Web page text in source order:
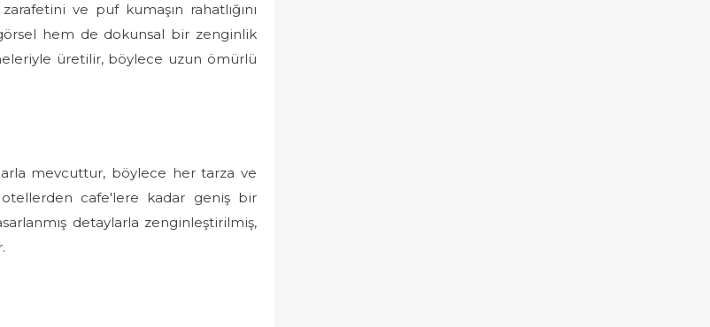
ve puf kumaşın rahatlığını
hem de dokunsal bir zenginlik
üretilir, böylece uzun ömürlü
mevcuttur, böylece her tarza ve
cafe'lere kadar geniş bir
detaylarla zenginleştirilmiş,